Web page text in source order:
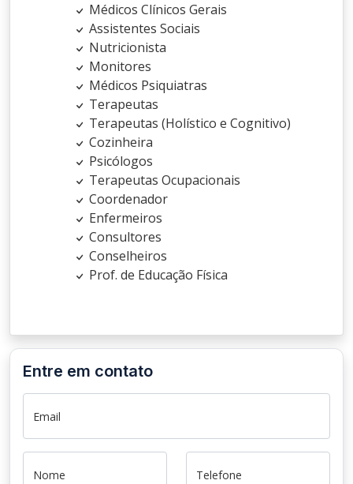
Médicos Clínicos Gerais
Assistentes Sociais
Nutricionista
Monitores
Médicos Psiquiatras
Terapeutas
Terapeutas (Holístico e Cognitivo)
Cozinheira
Psicólogos
Terapeutas Ocupacionais
Coordenador
Enfermeiros
Consultores
Conselheiros
Prof. de Educação Física
Entre em contato
Email
Nome Telefone